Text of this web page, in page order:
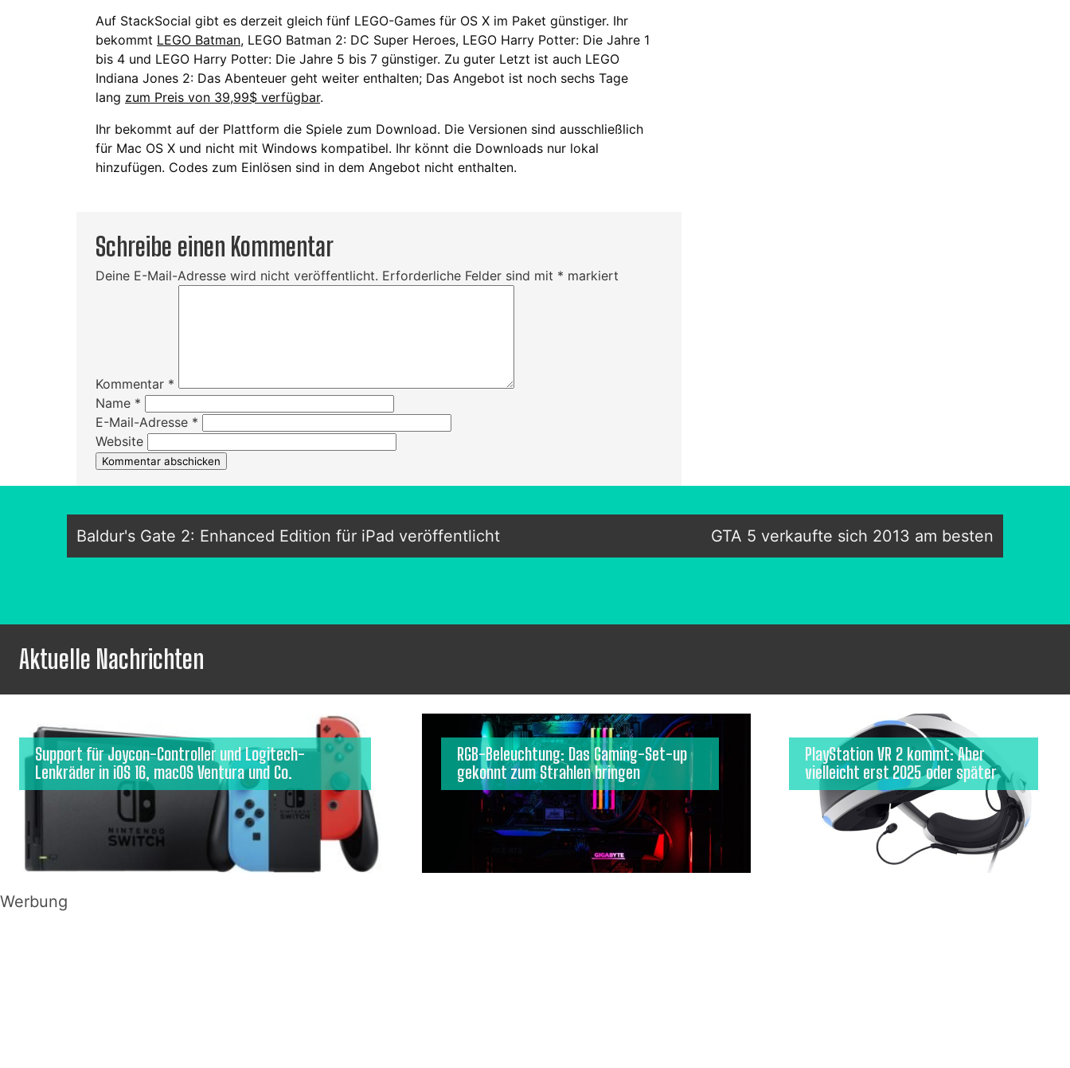
Auf StackSocial gibt es derzeit gleich fünf LEGO-Games für OS X im Paket günstiger. Ihr
bekommt LEGO Batman, LEGO Batman 2: DC Super Heroes, LEGO Harry Potter: Die Jahre 1
bis 4 und LEGO Harry Potter: Die Jahre 5 bis 7 günstiger. Zu guter Letzt ist auch LEGO
Indiana Jones 2: Das Abenteuer geht weiter enthalten; Das Angebot ist noch sechs Tage
lang zum Preis von 39,99$ verfügbar.
Ihr bekommt auf der Plattform die Spiele zum Download. Die Versionen sind ausschließlich
für Mac OS X und nicht mit Windows kompatibel. Ihr könnt die Downloads nur lokal
hinzufügen. Codes zum Einlösen sind in dem Angebot nicht enthalten.
Schreibe einen Kommentar
Deine E-Mail-Adresse wird nicht veröffentlicht. Erforderliche Felder sind mit * markiert
Kommentar *
Name *
E-Mail-Adresse *
Website
Baldur's Gate 2: Enhanced Edition für iPad veröffentlicht GTA 5 verkaufte sich 2013 am besten
Aktuelle Nachrichten
Support für Joycon-Controller und Logitech-
Lenkräder in iOS 16, macOS Ventura und Co.
RGB-Beleuchtung: Das Gaming-Set-up
gekonnt zum Strahlen bringen
PlayStation VR 2 kommt: Aber
vielleicht erst 2025 oder später
Werbung